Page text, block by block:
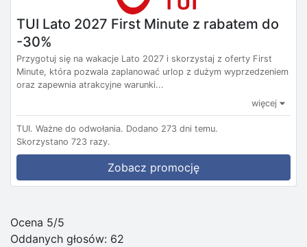
TUI Lato 2027 First Minute z rabatem do
-30%
Przygotuj się na wakacje Lato 2027 i skorzystaj z oferty First
Minute, która pozwala zaplanować urlop z dużym wyprzedzeniem
oraz zapewnia atrakcyjne warunki...
więcej
TUI. Ważne do odwołania. Dodano 273 dni temu.
Skorzystano 723 razy.
Zobacz promocję
Ocena 5/5
Oddanych głosów: 62